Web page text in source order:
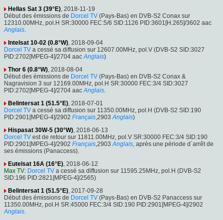
Hellas Sat 3 (39°E), 2018-11-19
Début des émissions de Dorcel TV (Pays-Bas) en DVB-S2 Conax sur
12310.00MHz, pol.H SR:30000 FEC:5/6 SID:1126 PID:3601[H.265]/3602 aac
Anglais.
Intelsat 10-02 (0.8°W), 2018-09-04
Dorcel TV a cessé sa diffusion sur 12607.00MHz, pol.V (DVB-S2 SID:3027
PID:2702[MPEG-4]/2704 aac Anglais)
Thor 6 (0.8°W), 2018-08-04
Début des émissions de Dorcel TV (Pays-Bas) en DVB-S2 Conax &
Nagravision 3 sur 12169.00MHz, pol.H SR:30000 FEC:3/4 SID:3027
PID:2702[MPEG-4]/2704 aac Anglais.
Belintersat 1 (51.5°E), 2018-07-01
Dorcel TV a cessé sa diffusion sur 11350.00MHz, pol.H (DVB-S2 SID:190
PID:2901[MPEG-4]/2902 Français,2903 Anglais)
Hispasat 30W-5 (30°W), 2018-06-13
Dorcel TV est de retour sur 11811.00MHz, pol.V SR:30000 FEC:3/4 SID:190
PID:2901[MPEG-4]/2902 Français,2903 Anglais, après une période d´arrêt de
ses émissions (Panaccess).
Eutelsat 16A (16°E), 2018-06-12
Max TV: Dorcel TV a cessé sa diffusion sur 11595.25MHz, pol.H (DVB-S2
SID:196 PID:2821[MPEG-4]/2565)
Belintersat 1 (51.5°E), 2017-09-28
Début des émissions de Dorcel TV (Pays-Bas) en DVB-S2 Panaccess sur
11350.00MHz, pol.H SR:45000 FEC:3/4 SID:190 PID:2901[MPEG-4]/2902
Anglais.